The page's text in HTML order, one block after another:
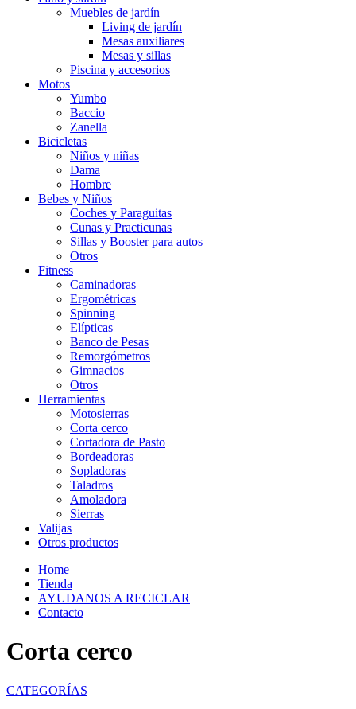
Muebles de jardín
Living de jardín
Mesas auxiliares
Mesas y sillas
Piscina y accesorios
Motos
Yumbo
Baccio
Zanella
Bicicletas
Niños y niñas
Dama
Hombre
Bebes y Niños
Coches y Paraguitas
Cunas y Practicunas
Sillas y Booster para autos
Otros
Fitness
Caminadoras
Ergométricas
Spinning
Elípticas
Banco de Pesas
Remorgómetros
Gimnacios
Otros
Herramientas
Motosierras
Corta cerco
Cortadora de Pasto
Bordeadoras
Sopladoras
Taladros
Amoladora
Sierras
Valijas
Otros productos
Home
Tienda
AYUDANOS A RECICLAR
Contacto
Corta cerco
CATEGORÍAS